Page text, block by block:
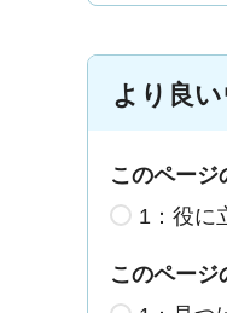
より良
このページ
1：役に
このページ